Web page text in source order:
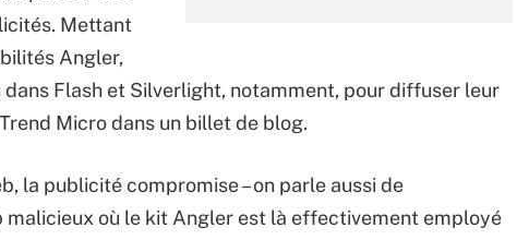
Mettant
Angler,
Flash et Silverlight, notamment, pour diffuser leur
Trend Micro dans un billet de blog.
la publicité compromise – on parle aussi de
malicieux où le kit Angler est là effectivement employé